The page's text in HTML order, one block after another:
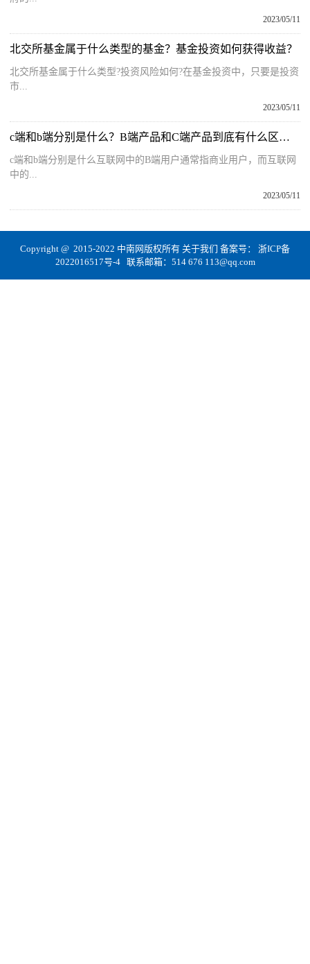
2023/05/11
北交所基金属于什么类型的基金？基金投资如何获得收益？
北交所基金属于什么类型?投资风险如何?在基金投资中，只要是投资
市...
2023/05/11
c端和b端分别是什么？B端产品和C端产品到底有什么区别？
c端和b端分别是什么互联网中的B端用户通常指商业用户，而互联网
中的...
2023/05/11
Copyright @ 2015-2022 中南网版权所有 关于我们 备案号： 浙ICP备
2022016517号-4联系邮箱：514 676 113@qq.com